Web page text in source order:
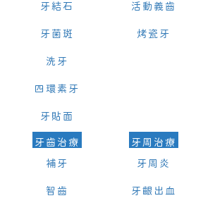
牙結石
牙菌斑
洗牙
四環素牙
牙貼面
活動義齒
烤瓷牙
牙齒治療
補牙
智齒
牙周治療
牙周炎
牙齦出血